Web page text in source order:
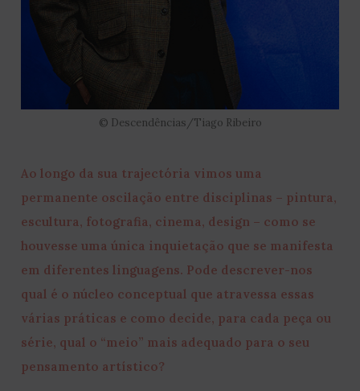
© Descendências/Tiago Ribeiro
Ao longo da sua trajectória vimos uma
permanente oscilação entre disciplinas – pintura,
escultura, fotografia, cinema, design – como se
houvesse uma única inquietação que se manifesta
em diferentes linguagens. Pode descrever-nos
qual é o núcleo conceptual que atravessa essas
várias práticas e como decide, para cada peça ou
série, qual o “meio” mais adequado para o seu
pensamento artístico?